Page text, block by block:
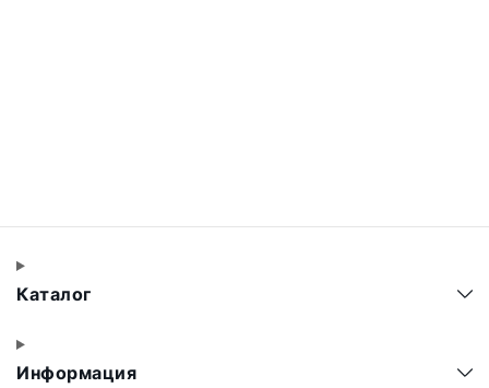
Каталог
Информация